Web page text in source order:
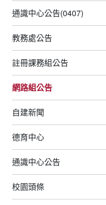
通識中心公告(0407)
教務處公告
註冊課務組公告
網路組公告
自建新聞
德育中心
通識中心公告
校園頭條